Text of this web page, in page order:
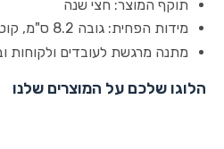
תוקף המוצר: חצי שנה
מידות הפחית: גובה 8.2 ס"מ, קוטר 8.3 ס"מ
מתנה מרגשת לעובדים ולקוחות
הלוגו שלכם על המוצרים שלנו